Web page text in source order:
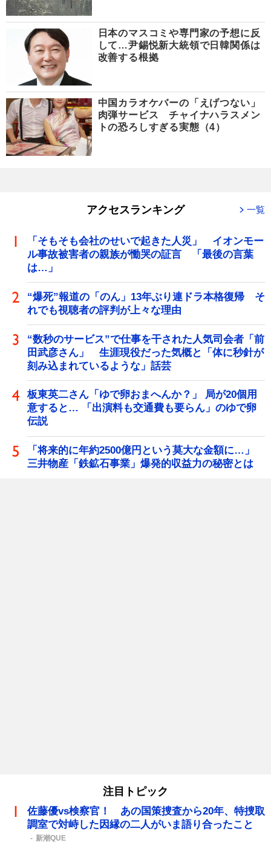
日本のマスコミや専門家の予想に反
して…尹錫悦新大統領で日韓関係は
改善する根拠
中国カラオケバーの「えげつない」
肉弾サービス チャイナハラスメン
トの恐ろしすぎる実態（4）
アクセスランキング 一覧
「そもそも会社のせいで起きた人災」 イオンモー
ル事故被害者の親族が慟哭の証言 「最後の言葉
は…」
“爆死”報道の「のん」13年ぶり連ドラ本格復帰 そ
れでも視聴者の評判が上々な理由
“数秒のサービス”で仕事を干された人気司会者「前
田武彦さん」 生涯現役だった気概と「体に秒針が
刻み込まれているような」話芸
板東英二さん「ゆで卵おまへんか？」 局が20個用
意すると… 「出演料も交通費も要らん」のゆで卵
伝説
「将来的に年約2500億円という莫大な金額に…」
三井物産「鉄鉱石事業」爆発的収益力の秘密とは
注目トピック
佐藤優vs検察官！ あの国策捜査から20年、特捜取
調室で対峙した因縁の二人がいま語り合ったこと
新潮QUE